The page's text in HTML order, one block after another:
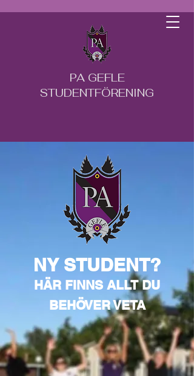
PA GEFLE
STUDENTFÖRENING
NY STUDENT?
HÄR FINNS ALLT DU
BEHÖVER VETA